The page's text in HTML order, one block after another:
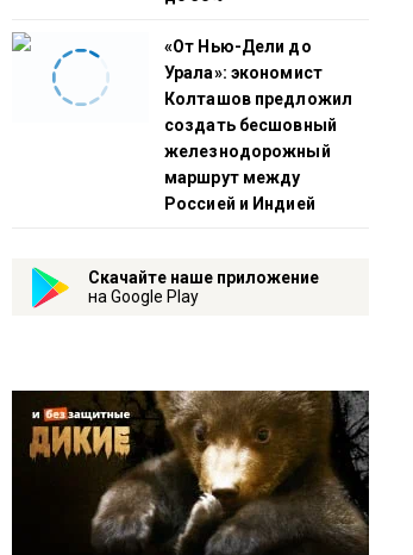
«От Нью-Дели до
Урала»: экономист
Колташов предложил
создать бесшовный
железнодорожный
маршрут между
Россией и Индией
Скачайте наше приложение
на Google Play